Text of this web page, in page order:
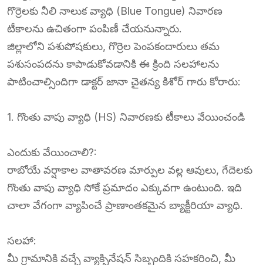
గొర్రెలకు నీలి నాలుక వ్యాధి (Blue Tongue) నివారణ
టీకాలను ఉచితంగా పంపిణీ చేయనున్నారు.
జిల్లాలోని పశుపోషకులు, గొర్రెల పెంపకందారులు తమ
పశుసంపదను కాపాడుకోవడానికి ఈ క్రింది సలహాలను
పాటించాల్సిందిగా డాక్టర్ జానా చైతన్య కిశోర్ గారు కోరారు:
1. గొంతు వాపు వ్యాధి (HS) నివారణకు టీకాలు వేయించండి
ఎందుకు వేయించాలి?:
రాబోయే వర్షాకాల వాతావరణ మార్పుల వల్ల ఆవులు, గేదెలకు
గొంతు వాపు వ్యాధి సోకే ప్రమాదం ఎక్కువగా ఉంటుంది. ఇది
చాలా వేగంగా వ్యాపించే ప్రాణాంతకమైన బ్యాక్టీరియా వ్యాధి.
సలహా:
మీ గ్రామానికి వచ్చే వ్యాక్సినేషన్ సిబ్బందికి సహకరించి, మీ